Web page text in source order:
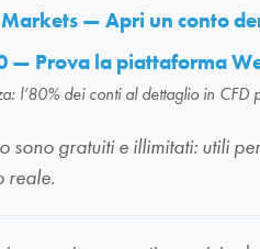
Markets — Apri un conto
— Prova la piattaforma
l’80% dei conti al dettaglio in
sono gratuiti e illimitati: utili
reale.